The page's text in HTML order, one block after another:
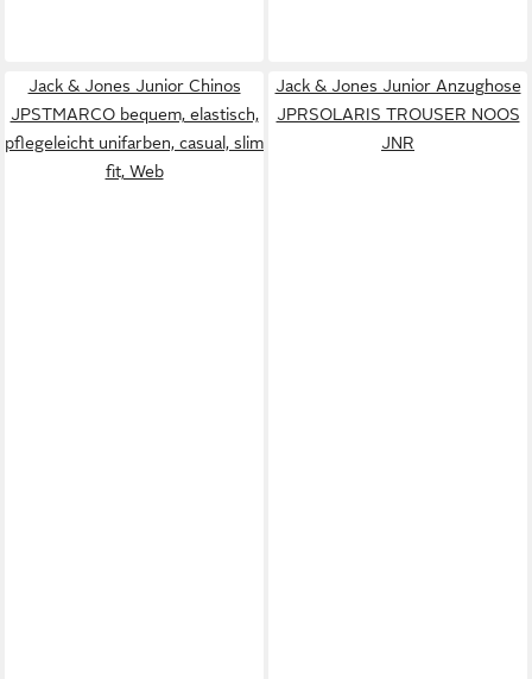
Jack & Jones Junior Chinos
JPSTMARCO bequem, elastisch,
pflegeleicht unifarben, casual, slim
fit, Web
Jack & Jones Junior Anzughose
JPRSOLARIS TROUSER NOOS
JNR